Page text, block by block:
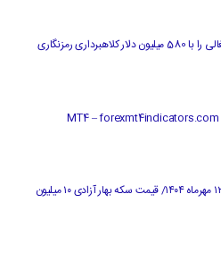
مقامات تایلندی ملی پرتغالی را با 580 میلیون دلار کلاهبرداری رمزنگاری
قیمت جدید طلا و سکه ۱۲ مهرماه ۱۴۰۴/ قیمت سکه بهار آزادی ۱۰ میلیون